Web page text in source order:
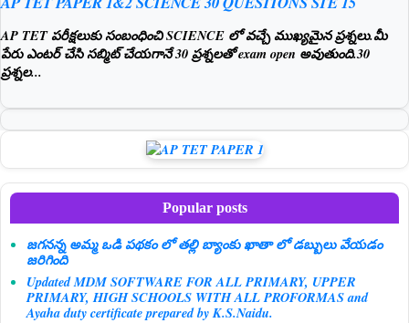
AP TET పరీక్షలుకు సంబంధించి SCIENCE లో వచ్చే ముఖ్యమైన ప్రశ్నలు.మీ
పేరు ఎంటర్ చేసి సబ్మిట్ చేయగానే 30 ప్రశ్నలతో exam open అవుతుంది.30
ప్రశ్నల...
Popular posts
జగనన్న అమ్మ ఒడి పథకం లో తల్లి బ్యాంకు ఖాతా లో డబ్బులు వేయడం
జరిగింది
Updated MDM SOFTWARE FOR ALL PRIMARY, UPPER
PRIMARY, HIGH SCHOOLS WITH ALL PROFORMAS and
Ayaha duty certificate prepared by K.S.Naidu.